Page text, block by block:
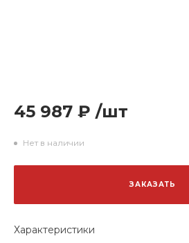
45 987 ₽ /шт
Нет в наличии
ЗАКАЗАТЬ
Характеристики